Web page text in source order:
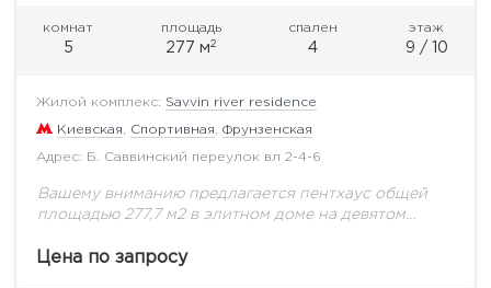
комнат
5
площадь
277 м2
спален
4
этаж
9 / 10
Жилой комплекс: Savvin river residence
Киевская Спортивная Фрунзенская
Адрес: Б. Саввинский переулок вл 2-4-6
Вашему вниманию предлагается пентхаус общей
площадью 277,7 м2 в элитном доме на девятом
потолками - 3,35 м.,В домах применяется
Цена по запросу